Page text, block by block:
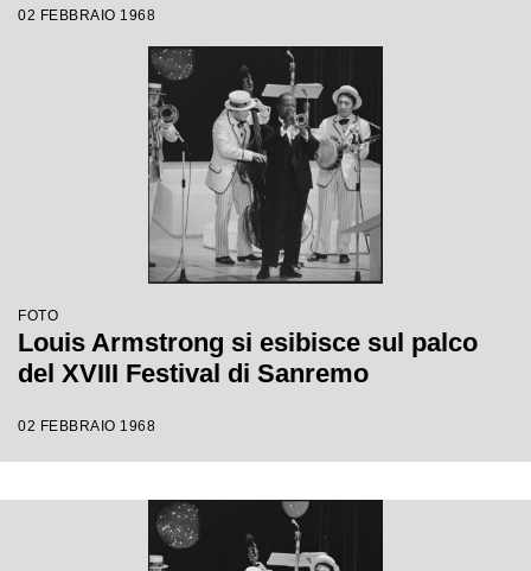
02 FEBBRAIO 1968
FOTO
Louis Armstrong si esibisce sul palco
del XVIII Festival di Sanremo
02 FEBBRAIO 1968